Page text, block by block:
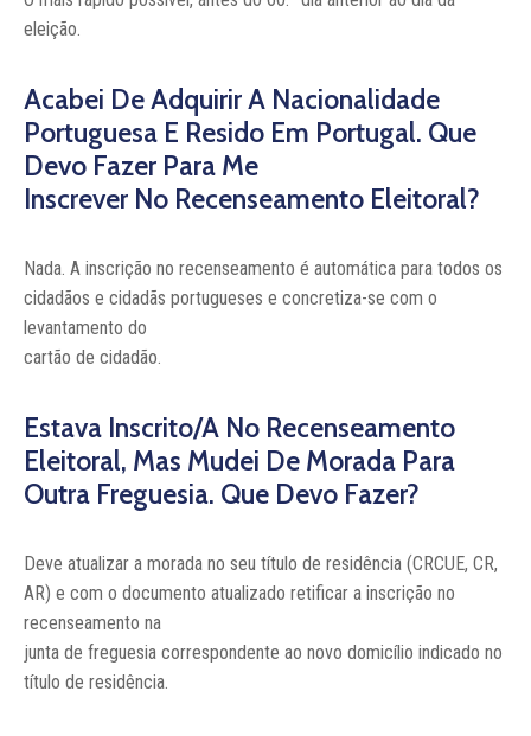
eleição.
Acabei De Adquirir A Nacionalidade
Portuguesa E Resido Em Portugal. Que
Devo Fazer Para Me
Inscrever No Recenseamento Eleitoral?
Nada. A inscrição no recenseamento é automática para todos os
cidadãos e cidadãs portugueses e concretiza-se com o
levantamento do
cartão de cidadão.
Estava Inscrito/a No Recenseamento
Eleitoral, Mas Mudei De Morada Para
Outra Freguesia. Que Devo Fazer?
Deve atualizar a morada no seu título de residência (CRCUE, CR,
AR) e com o documento atualizado retificar a inscrição no
recenseamento na
junta de freguesia correspondente ao novo domicílio indicado no
título de residência.